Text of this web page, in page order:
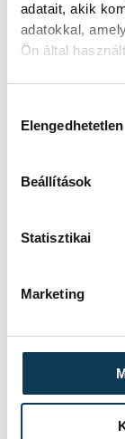
adatait, akik
adatokkal,
Ön által
Elengedhetetlen
Beállítások
Statisztikai
Marketing
fesztiválja
kultúra